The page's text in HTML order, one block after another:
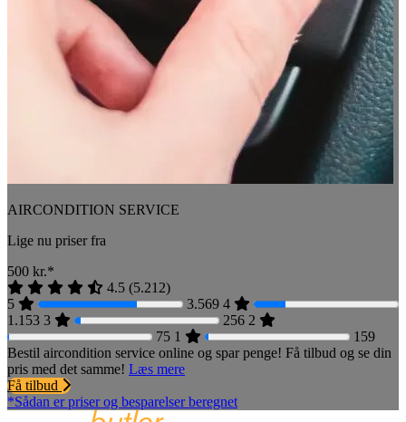
AIRCONDITION SERVICE
Lige nu priser fra
500 kr.*
4.5 (5.212)
5
3.569 4
1.153 3 256 2
75 1
159
Bestil aircondition service online og spar penge! Få tilbud og se din
pris med det samme! Læs mere
Få tilbud
*Sådan er priser og besparelser beregnet